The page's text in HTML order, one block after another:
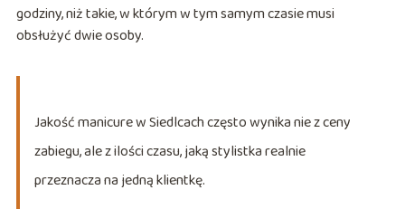
godziny, niż takie, w którym w tym samym czasie musi
obsłużyć dwie osoby.
Jakość manicure w Siedlcach często wynika nie z ceny
zabiegu, ale z ilości czasu, jaką stylistka realnie
przeznacza na jedną klientkę.